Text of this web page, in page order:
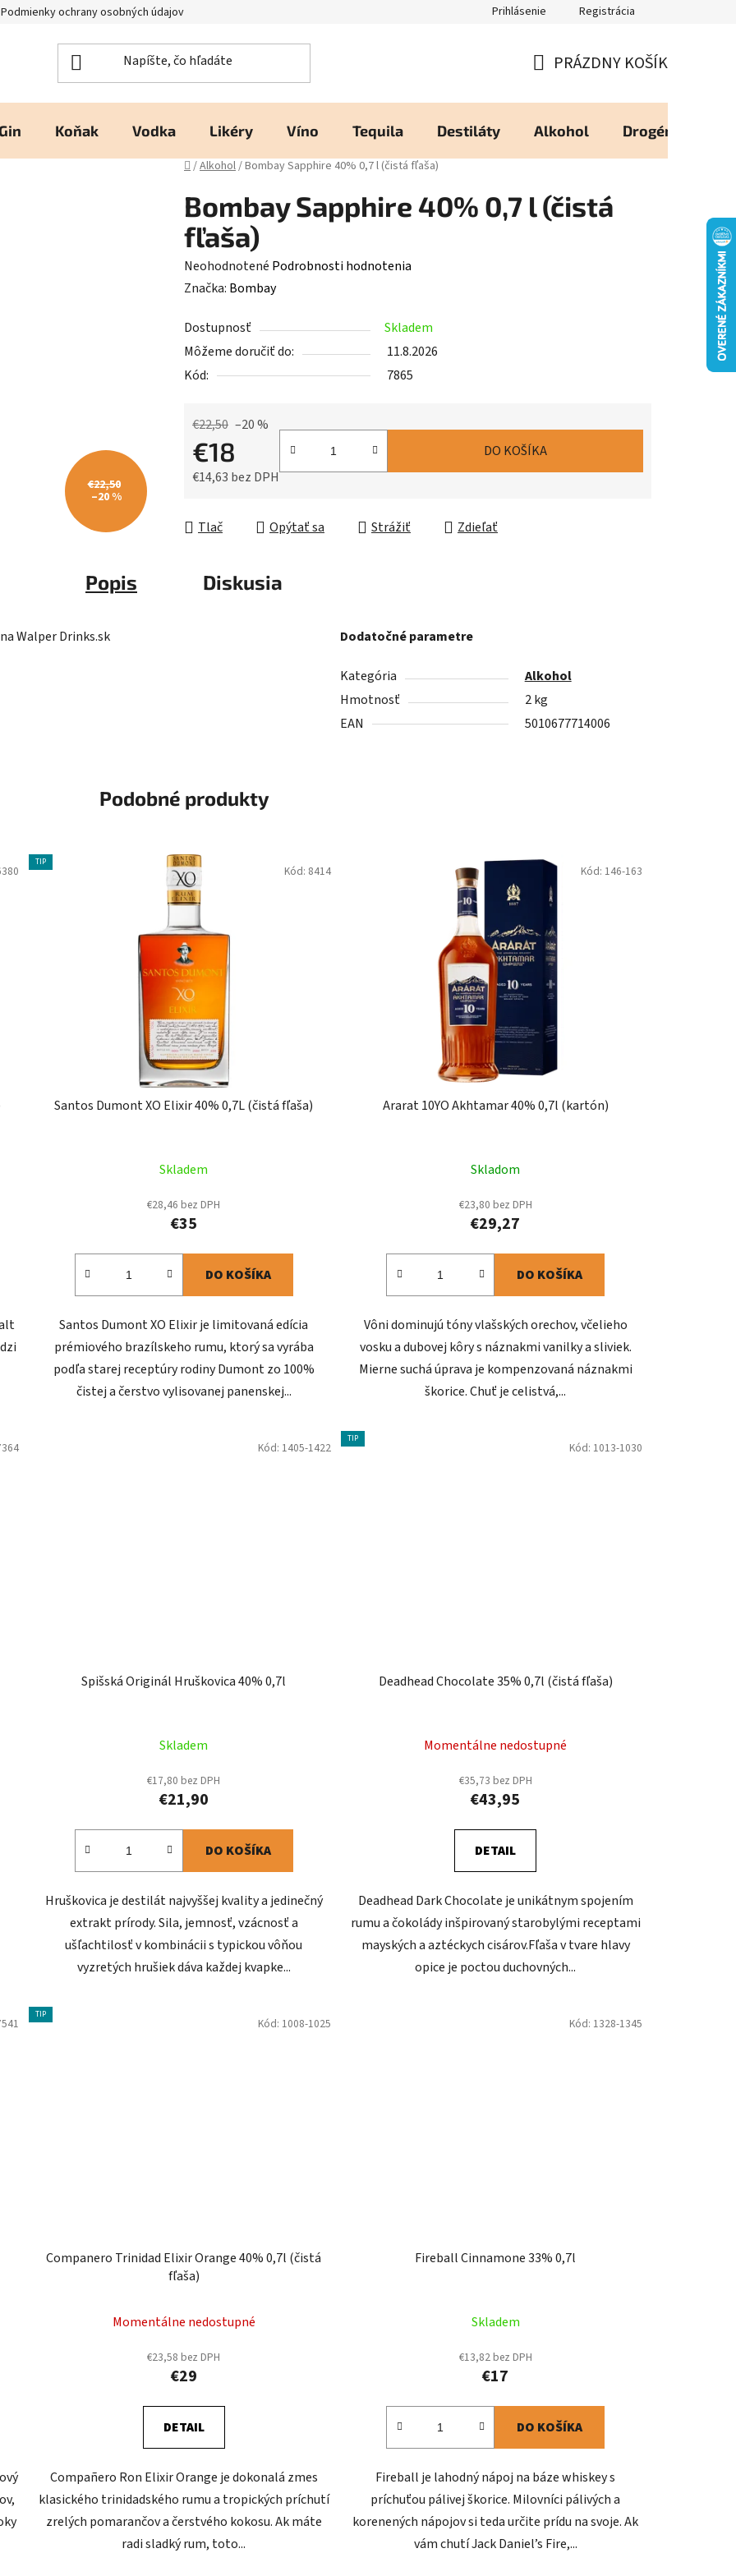
Podmienky ochrany osobných údajov Heureka - Overené Zákazníkmi Zásady používania Cookies
Prihlásenie Registrácia
KOŠÍK
PRÁZDNY KOŠÍK
Koňak Vodka Likéry Víno Tequila Destiláty Alkohol Drogéria
Domov
/Alkohol/Bombay Sapphire 40% 0,7 l (čistá fľaša)
Bombay Sapphire 40% 0,7 l (čistá
fľaša)
Priemerné
hodnotenie
je
0,0
z
hviezdičiek.
Neohodnotené Podrobnosti hodnotenia
Značka: Bombay
Dostupnosť
Skladem
Môžeme doručiť do:
11.8.2026
Kód:
7865
€22,50 –20 %
€18
€14,63 bez DPH
DO KOŠÍKA
Tlač Opýtať sa Strážiť Zdieľať
€22,50
–20 %
Popis Diskusia
Walper Drinks.sk Dodatočné parametre
Kategória
Alkohol
Hmotnosť
2 kg
EAN
5010677714006
Podobné produkty
TIP
Santos Dumont XO Elixir 40% 0,7L (čistá fľaša)
Skladem
€28,46 bez DPH
€35
DO KOŠÍKA
Santos Dumont XO Elixir je limitovaná edícia
prémiového brazílskeho rumu, ktorý sa vyrába
podľa starej receptúry rodiny Dumont zo 100%
čistej a čerstvo vylisovanej panenskej...
Kód: 8414
Ararat 10YO Akhtamar 40% 0,7l (kartón)
Skladom
€23,80 bez DPH
€29,27
DO KOŠÍKA
Vôni dominujú tóny vlašských orechov, včelieho
vosku a dubovej kôry s náznakmi vanilky a sliviek.
Mierne suchá úprava je kompenzovaná náznakmi
škorice. Chuť je celistvá,...
Kód: 146-163
Spišská Originál Hruškovica 40% 0,7l
Skladem
€17,80 bez DPH
€21,90
DO KOŠÍKA
Hruškovica je destilát najvyššej kvality a jedinečný
extrakt prírody. Sila, jemnosť, vzácnosť a
ušľachtilosť v kombinácii s typickou vôňou
vyzretých hrušiek dáva každej kvapke...
Kód: 1405-1422
TIP
Deadhead Chocolate 35% 0,7l (čistá fľaša)
Momentálne nedostupné
€35,73 bez DPH
€43,95
DETAIL
Deadhead Dark Chocolate je unikátnym spojením
rumu a čokolády inšpirovaný starobylými receptami
mayských a aztéckych cisárov.Fľaša v tvare hlavy
opice je poctou duchovných...
Kód: 1013-1030
TIP
Companero Trinidad Elixir Orange 40% 0,7l (čistá
fľaša)
Momentálne nedostupné
€23,58 bez DPH
€29
DETAIL
Compañero Ron Elixir Orange je dokonalá zmes
klasického trinidadského rumu a tropických príchutí
zrelých pomarančov a čerstvého kokosu. Ak máte
radi sladký rum, toto...
Kód: 1008-1025
Fireball Cinnamone 33% 0,7l
Skladem
€13,82 bez DPH
€17
DO KOŠÍKA
Fireball je lahodný nápoj na báze whiskey s
príchuťou pálivej škorice. Milovníci pálivých a
korenených nápojov si teda určite prídu na svoje. Ak
vám chutí Jack Daniel’s Fire,...
Kód: 1328-1345